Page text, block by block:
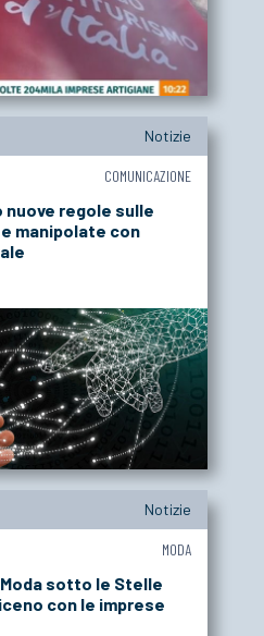
Notizie
COMUNICAZIONE
nuove regole sulle
manipolate con
Notizie
MODA
sotto le Stelle
con le imprese